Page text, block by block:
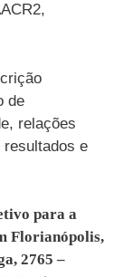
de
relações
e
para a
Florianópolis,
2765 –